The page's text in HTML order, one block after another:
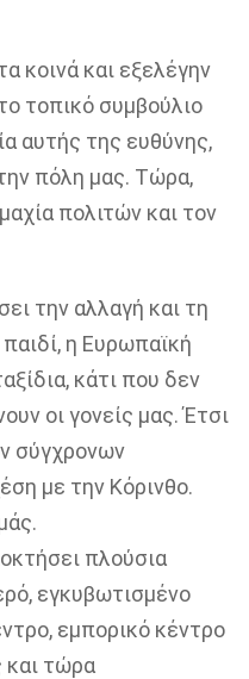
κοινά και εξελέγην
τοπικό συμβούλιο
αυτής της ευθύνης,
πόλη μας. Τώρα,
πολιτών και τον
την αλλαγή και τη
η Ευρωπαϊκή
κάτι που δεν
οι γονείς μας. Έτσι
σύγχρονων
με την Κόρινθο.
πλούσια
εγκυβωτισμένο
εμπορικό κέντρο
και τώρα